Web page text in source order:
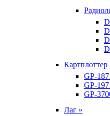
Картплоттер
GP-
GP-
GP-
Лаг »